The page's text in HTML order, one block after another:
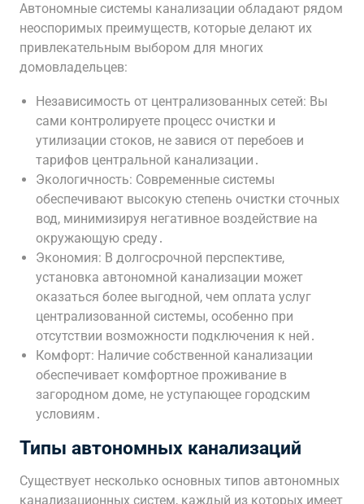
Автономные системы канализации обладают рядом
неоспоримых преимуществ, которые делают их
привлекательным выбором для многих
домовладельцев:
Независимость от централизованных сетей: Вы
сами контролируете процесс очистки и
утилизации стоков, не завися от перебоев и
тарифов центральной канализации․
Экологичность: Современные системы
обеспечивают высокую степень очистки сточных
вод, минимизируя негативное воздействие на
окружающую среду․
Экономия: В долгосрочной перспективе,
установка автономной канализации может
оказаться более выгодной, чем оплата услуг
централизованной системы, особенно при
отсутствии возможности подключения к ней․
Комфорт: Наличие собственной канализации
обеспечивает комфортное проживание в
загородном доме, не уступающее городским
условиям․
Типы автономных канализаций
Существует несколько основных типов автономных
канализационных систем, каждый из которых имеет